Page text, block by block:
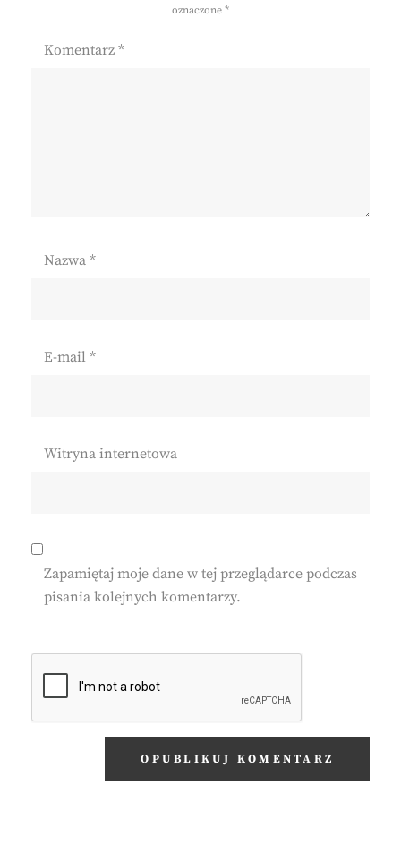
oznaczone *
Komentarz *
Nazwa *
E-mail *
Witryna internetowa
Zapamiętaj moje dane w tej przeglądarce podczas
pisania kolejnych komentarzy.